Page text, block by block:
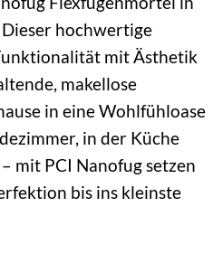
hochwertige
mit Ästhetik
makellose
in eine Wohlfühloase
in der Küche
mit PCI Nanofug setzen
bis ins kleinste